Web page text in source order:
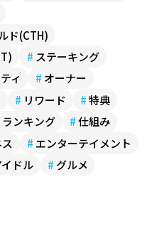
ド(CTH)
# ステーキング
ィ # オーナー
# リワード #特典
ランキング #仕組み
# エンターテイメント
ドル # グルメ